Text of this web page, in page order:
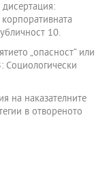
10.
„опасност“ или
Социологически
на наказателните
в отвореното